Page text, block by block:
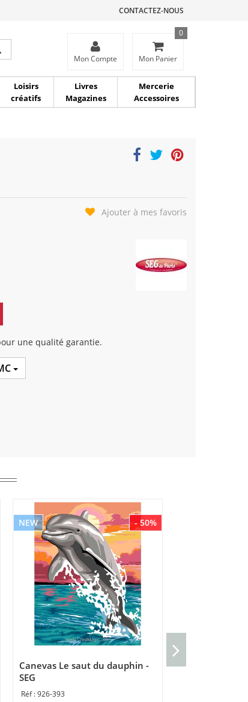
CONTACTEZ-NOUS
Mon Compte Mon Panier
0
Loisirs
créatifs
Livres
Magazines
Mercerie
Accessoires
Ajouter à mes favoris
une qualité garantie.
- 50%
NEW
Canevas Le saut du dauphin -
SEG
926-393